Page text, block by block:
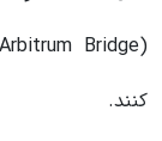
کنند.